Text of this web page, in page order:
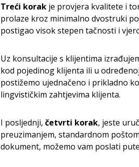
Treći korak je provjera kvalitete i
prolaze kroz minimalno dvostruki
postigao visok stepen tačnosti i
Uz konsultacije s klijentima
kod pojedinog klijenta ili u
postižemo ujednačeno i prikladno
lingvističkim zahtjevima klijenta.
I posljednji, četvrti korak, jeste
preuzimanjem, standardnom
dokument, možemo vam poslati